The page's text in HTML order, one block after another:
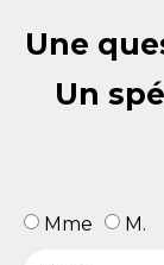
Une
Un
Mme M.